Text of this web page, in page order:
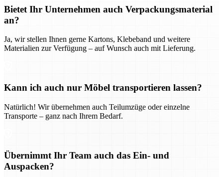
Bietet Ihr Unternehmen auch Verpackungsmaterial
an?
Ja, wir stellen Ihnen gerne Kartons, Klebeband und weitere
Materialien zur Verfügung – auf Wunsch auch mit Lieferung.
Kann ich auch nur Möbel transportieren lassen?
Natürlich! Wir übernehmen auch Teilumzüge oder einzelne
Transporte – ganz nach Ihrem Bedarf.
Übernimmt Ihr Team auch das Ein- und
Auspacken?